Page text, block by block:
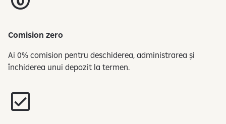
Comision zero
Ai 0% comision pentru deschiderea, administrarea și
închiderea unui depozit la termen.